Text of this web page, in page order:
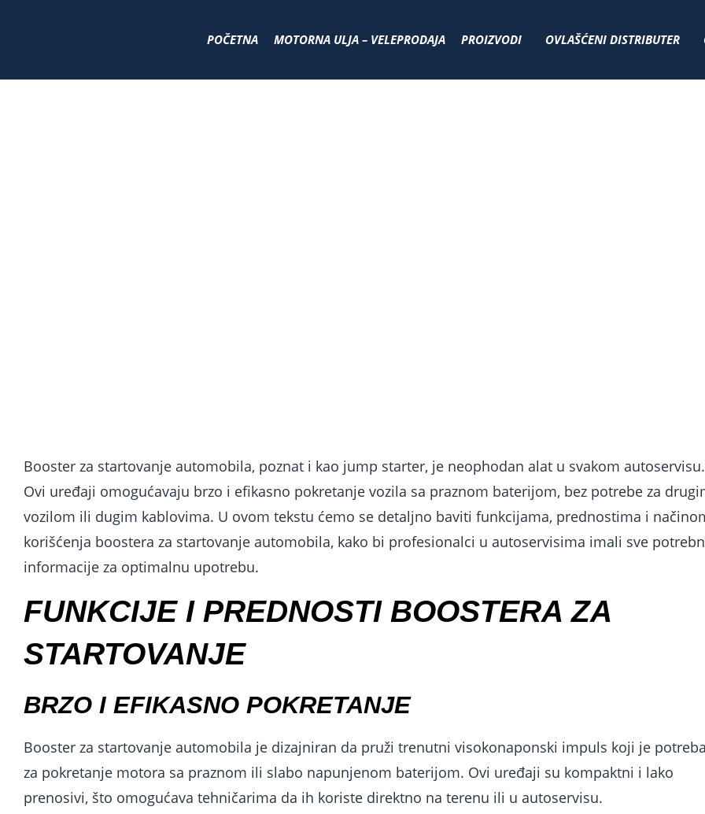
POČETNA MOTORNA ULJA – VELEPRODAJA PROIZVODI OVLAŠĆENI DISTRIBUTER
Booster za startovanje automobila, poznat i kao jump starter, je neophodan alat u svakom autoservisu.
Ovi uređaji omogućavaju brzo i efikasno pokretanje vozila sa praznom baterijom, bez potrebe za
vozilom ili dugim kablovima. U ovom tekstu ćemo se detaljno baviti funkcijama, prednostima i
korišćenja boostera za startovanje automobila, kako bi profesionalci u autoservisima imali sve
informacije za optimalnu upotrebu.
FUNKCIJE I PREDNOSTI BOOSTERA ZA
STARTOVANJE
BRZO I EFIKASNO POKRETANJE
Booster za startovanje automobila je dizajniran da pruži trenutni visokonaponski impuls koji je
za pokretanje motora sa praznom ili slabo napunjenom baterijom. Ovi uređaji su kompaktni i lako
prenosivi, što omogućava tehničarima da ih koriste direktno na terenu ili u autoservisu.